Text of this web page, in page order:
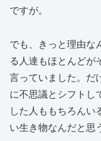
ですが。
でも、きっと理由な
る人達もほとんどが
言っていました。だ
に不思議とシフトし
した人ももちろんい
い生き物なんだと思